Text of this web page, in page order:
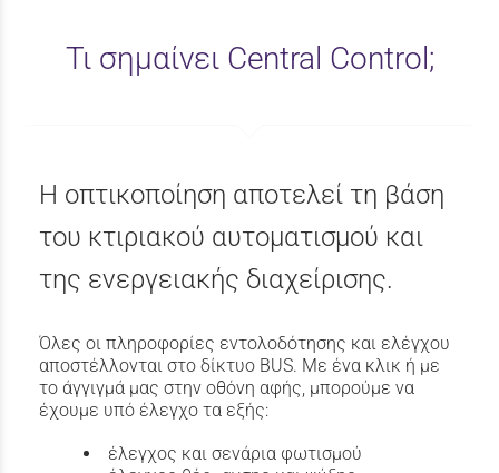
Τι σημαίνει Central Control;
Η οπτικοποίηση αποτελεί τη βάση
του κτιριακού αυτοματισμού και
της ενεργειακής διαχείρισης.
Όλες οι πληροφορίες εντολοδότησης και ελέγχου
αποστέλλονται στο δίκτυο BUS. Με ένα κλικ ή με
το άγγιγμά μας στην οθόνη αφής, μπορούμε να
έχουμε υπό έλεγχο τα εξής:
έλεγχος και σενάρια φωτισμού